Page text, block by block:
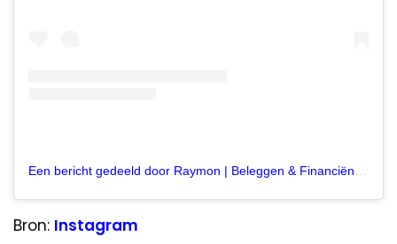
Een bericht gedeeld door Raymon | Beleggen & Financiën (@beursbij)
Bron: Instagram